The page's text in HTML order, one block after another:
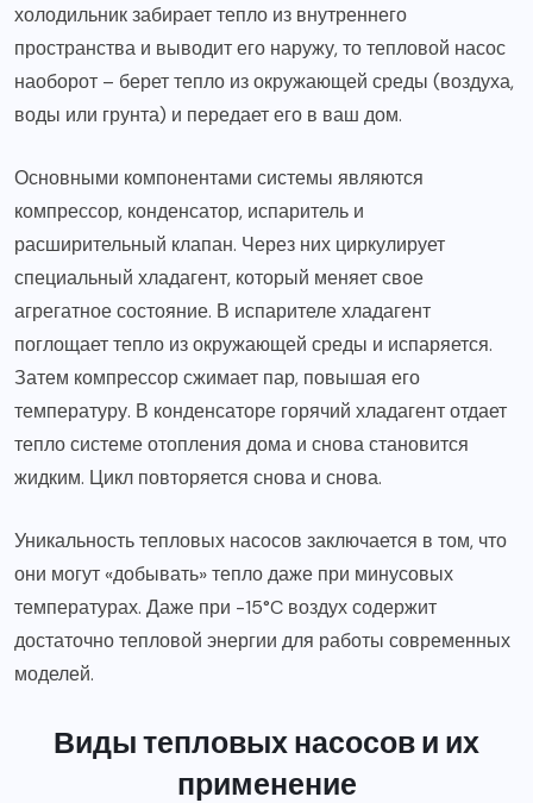
холодильник забирает тепло из внутреннего
пространства и выводит его наружу, то тепловой насос
наоборот – берет тепло из окружающей среды (воздуха,
воды или грунта) и передает его в ваш дом.
Основными компонентами системы являются
компрессор, конденсатор, испаритель и
расширительный клапан. Через них циркулирует
специальный хладагент, который меняет свое
агрегатное состояние. В испарителе хладагент
поглощает тепло из окружающей среды и испаряется.
Затем компрессор сжимает пар, повышая его
температуру. В конденсаторе горячий хладагент отдает
тепло системе отопления дома и снова становится
жидким. Цикл повторяется снова и снова.
Уникальность тепловых насосов заключается в том, что
они могут «добывать» тепло даже при минусовых
температурах. Даже при -15°C воздух содержит
достаточно тепловой энергии для работы современных
моделей.
Виды тепловых насосов и их
применение